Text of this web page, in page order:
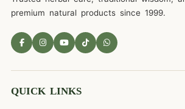
premium natural products since 1999.
QUICK LINKS